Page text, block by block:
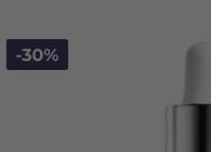
-30%